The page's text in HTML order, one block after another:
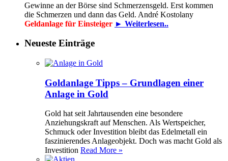
Gewinne an der Börse sind Schmerzensgeld. Erst kommen
die Schmerzen und dann das Geld. André Kostolany
Geldanlage für Einsteiger ► Weiterlesen..
Neueste Einträge
Goldanlage Tipps – Grundlagen einer
Anlage in Gold
Gold hat seit Jahrtausenden eine besondere
Anziehungskraft auf Menschen. Als Wertspeicher,
Schmuck oder Investition bleibt das Edelmetall ein
faszinierendes Anlageobjekt. Doch was macht Gold als
Investition Read More »